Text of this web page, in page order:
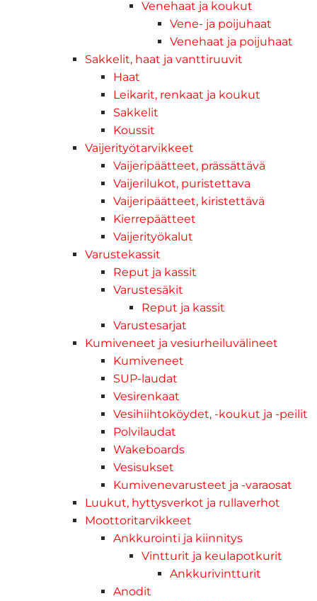
Venehaat ja koukut
Vene- ja poijuhaat
Venehaat ja poijuhaat
Sakkelit, haat ja vanttiruuvit
Haat
Leikarit, renkaat ja koukut
Sakkelit
Koussit
Vaijerityötarvikkeet
Vaijeripäätteet, prässättävä
Vaijerilukot, puristettava
Vaijeripäätteet, kiristettävä
Kierrepäätteet
Vaijerityökalut
Varustekassit
Reput ja kassit
Varustesäkit
Reput ja kassit
Varustesarjat
Kumiveneet ja vesiurheiluvälineet
Kumiveneet
SUP-laudat
Vesirenkaat
Vesihiihtoköydet, -koukut ja -peilit
Polvilaudat
Wakeboards
Vesisukset
Kumivenevarusteet ja -varaosat
Luukut, hyttysverkot ja rullaverhot
Moottoritarvikkeet
Ankkurointi ja kiinnitys
Vintturit ja keulapotkurit
Ankkurivintturit
Anodit